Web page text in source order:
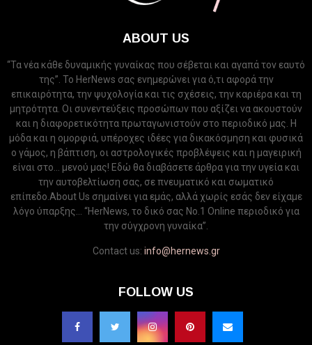
ABOUT US
“Τα νέα κάθε δυναμικής γυναίκας που σέβεται και αγαπά τον εαυτό
της”. Το HerNews σας ενημερώνει για ό,τι αφορά την
επικαιρότητα, την ψυχολογία και τις σχέσεις, την καριέρα και τη
μητρότητα. Οι συνεντεύξεις προσώπων που αξίζει να ακουστούν
και η διαφορετικότητα πρωταγωνιστούν στο περιοδικό μας. Η
μόδα και η ομορφιά, υπέροχες ιδέες για δικακόσμηση και φυσικά
ο γάμος, η βάπτιση, οι αστρολογικές προβλέψεις και η μαγειρική
είναι στο... μενού μας! Εδώ θα διαβάσετε άρθρα για την υγεία και
την αυτοβελτίωση σας, σε πνευματικό και σωματικό
επίπεδο.About Us σημαίνει για εμάς, αλλά χωρίς εσάς δεν είχαμε
λόγο ύπαρξης... “HerNews, το δικό σας Νo.1 Online περιοδικό για
την σύγχρονη γυναίκα”.
Contact us: info@hernews.gr
FOLLOW US